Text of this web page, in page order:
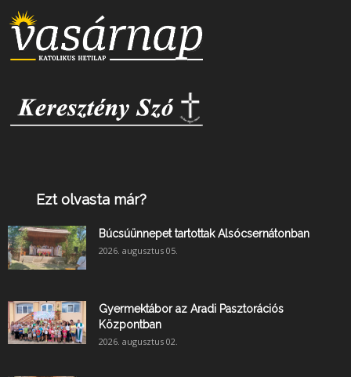
Ezt olvasta már?
Búcsúünnepet tartottak Alsócsernátonban
2026. augusztus 05.
Gyermektábor az Aradi Pasztorációs
Központban
2026. augusztus 02.